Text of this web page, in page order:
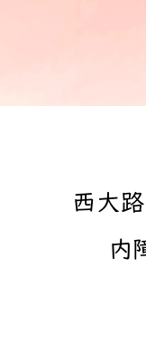
西大
内